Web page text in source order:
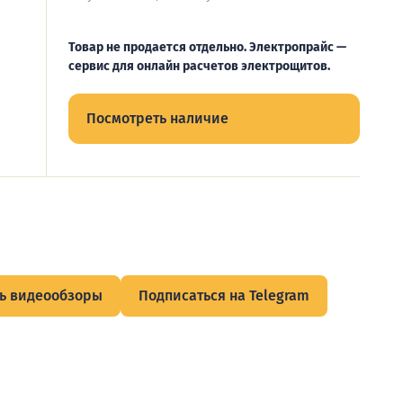
Товар не продается отдельно. Электропрайс —
сервис для онлайн расчетов электрощитов.
Посмотреть наличие
видеообзоры Подписаться на Telegram